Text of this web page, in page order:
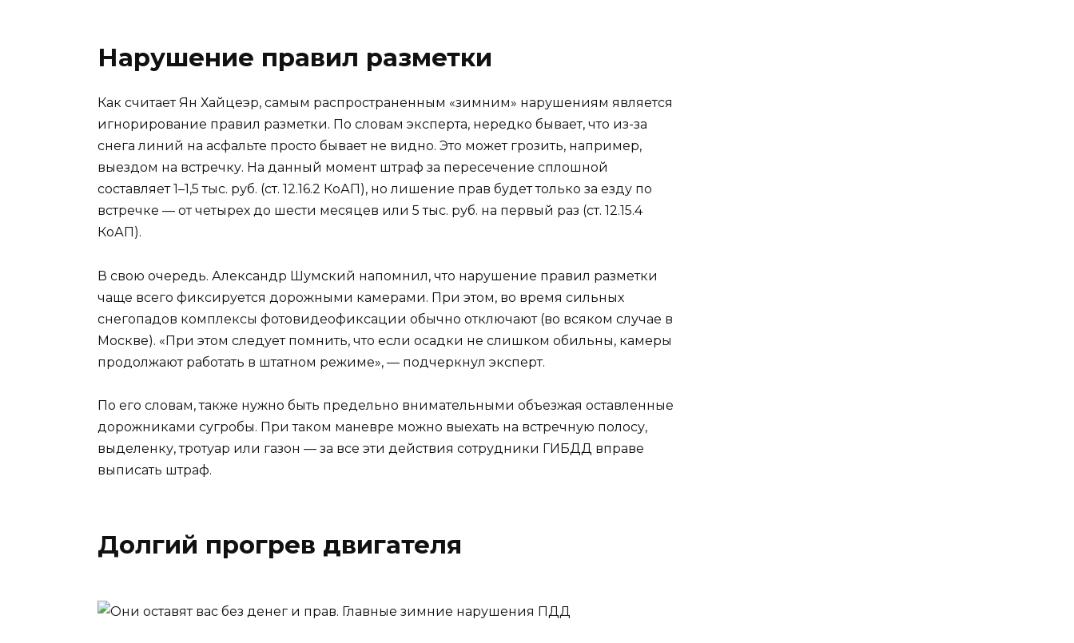
Нарушение правил разметки
Как считает Ян Хайцеэр, самым распространенным «зимним» нарушениям является
игнорирование правил разметки. По словам эксперта, нередко бывает, что из-за
снега линий на асфальте просто бывает не видно. Это может грозить, например,
выездом на встречку. На данный момент штраф за пересечение сплошной
составляет 1–1,5 тыс. руб. (ст. 12.16.2 КоАП), но лишение прав будет только за езду по
встречке — от четырех до шести месяцев или 5 тыс. руб. на первый раз (ст. 12.15.4
КоАП).
В свою очередь. Александр Шумский напомнил, что нарушение правил разметки
чаще всего фиксируется дорожными камерами. При этом, во время сильных
снегопадов комплексы фотовидеофиксации обычно отключают (во всяком случае в
Москве). «При этом следует помнить, что если осадки не слишком обильны, камеры
продолжают работать в штатном режиме», — подчеркнул эксперт.
По его словам, также нужно быть предельно внимательными объезжая оставленные
дорожниками сугробы. При таком маневре можно выехать на встречную полосу,
выделенку, тротуар или газон — за все эти действия сотрудники ГИБДД вправе
выписать штраф.
Долгий прогрев двигателя